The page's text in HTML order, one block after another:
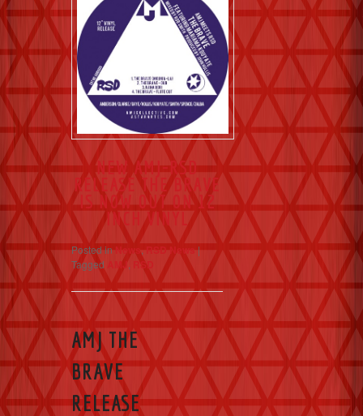
NEW AMJ-RSD
RELEASE THE BRAVE
IS NOW OUT ON 12
INCH VINYL
Posted in News, RSD News|
Tagged
AMJ, RSD
AMJ THE
BRAVE
RELEASE